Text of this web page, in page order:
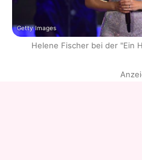
Getty Images
Helene Fischer bei der "Ein